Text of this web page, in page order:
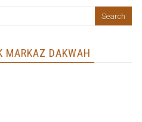
MARKAZ DAKWAH